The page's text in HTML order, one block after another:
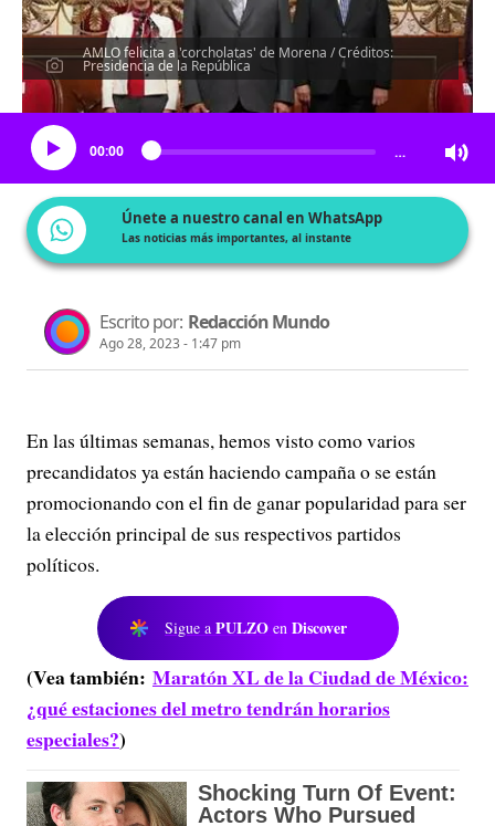
AMLO felicita a 'corcholatas' de Morena / Créditos:
Presidencia de la República
Escucha el artículo
00:00 …
Únete a nuestro canal en WhatsApp
Las noticias más importantes, al instante
Escrito por: Redacción Mundo
Ago 28, 2023 - 1:47 pm
En las últimas semanas, hemos visto como varios
precandidatos ya están haciendo campaña o se están
promocionando con el fin de ganar popularidad para ser
la elección principal de sus respectivos partidos
políticos.
Sigue a PULZO en Discover
(Vea también: Maratón XL de la Ciudad de México:
¿qué estaciones del metro tendrán horarios
especiales?)